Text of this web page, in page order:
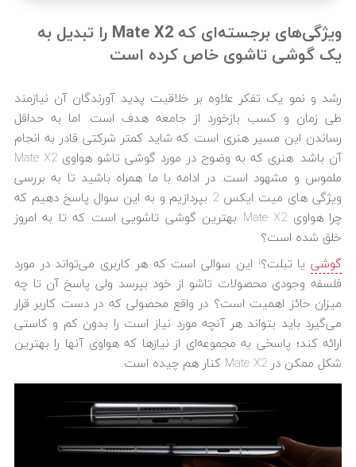
ویژگی‌های برجسته‌ای که Mate X2 را تبدیل به
یک گوشی تاشوی خاص کرده است
رشد و نمو یک تفکر علاوه بر خلاقیت پدید آورندگان آن نیازمند
طی زمان و کسب بازخورد از جامعه هدف است. اما به حداقل
رساندن این مسیر هنری است که شاید کمتر شرکتی قادر به انجام
آن باشد. هنری که به وضوح در مورد گوشی تاشو هواوی Mate X2
ملموس و مشهود است. در ادامه با ما همراه باشید تا به بررسی
ویژگی های میت ایکس 2 بپردازیم و به این سوال پاسخ دهیم که
چرا هواوی Mate X2 بهترین گوشی تاشویی است که تا به امروز
خلق شده است؟
گوشییا تبلت؟! این سوالی است که هر کاربری می‌تواند در مورد
فلسفه وجودی محصولات تاشو از خود بپرسد ولی پاسخ آن تا چه
میزان حائز اهمیت است؟ در واقع محصولی که در دست کاربر قرار
می‌گیرد باید بتواند هر آنچه مورد نیاز است را بدون کم و کاستی
ارائه کند؛ پاسخی به مجموعه‌ای از نیازها که هواوی آنها را بهترین
شکل ممکن در Mate X2 کنار هم چیده است.